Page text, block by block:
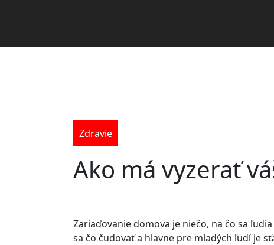
Zdravie
Ako má vyzerať
Zariaďovanie domova je niečo, na čo sa
sa čo čudovať a hlavne pre mladých ľudí je